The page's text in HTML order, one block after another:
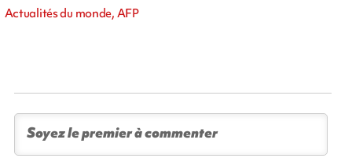
Actualités du monde, AFP